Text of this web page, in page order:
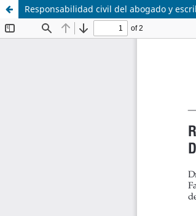
Responsabilidad civil del abogado y